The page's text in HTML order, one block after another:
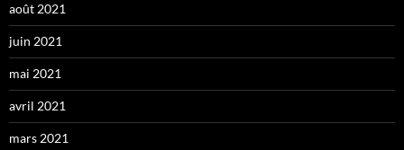
août 2021
juin 2021
mai 2021
avril 2021
mars 2021